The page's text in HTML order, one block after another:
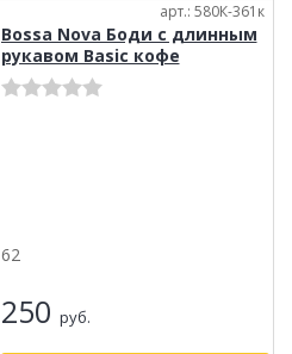
арт.: 580К-361к
Bossa Nova Боди с длинным
рукавом Basic кофе
62
250 руб.